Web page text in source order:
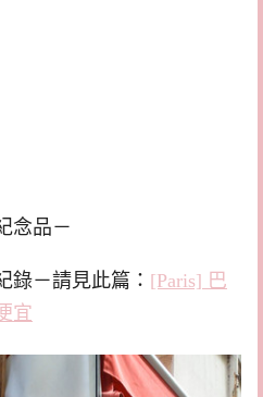
念品－
錄－請見此篇： [Paris] 巴
宜